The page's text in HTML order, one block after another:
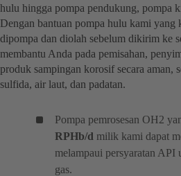
hulu hingga pompa pendukung, pompa
Dengan bantuan pompa hulu kami
dipompa dan diolah sebelum dikirim ke
membantu Anda pada pemisahan,
produk sampingan korosif secara aman,
sulfida, air laut, dan padatan.
Pompa pemrosesan OH2
RPHb/d milik kami dapat
melampaui persyaratan
gas.